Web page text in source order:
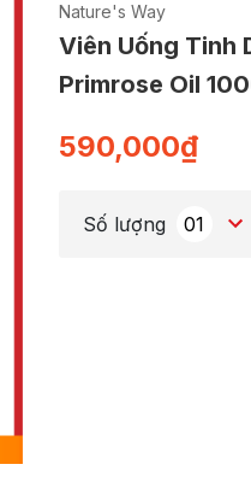
Nature's Way
Viên Uống Tinh
Primrose Oil
590,000₫
Số lượng